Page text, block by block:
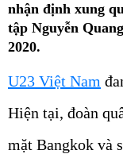
nhận định xung
tập Nguyễn
2020.
U23 Việt Nam
Hiện tại, đoàn
mặt Bangkok và